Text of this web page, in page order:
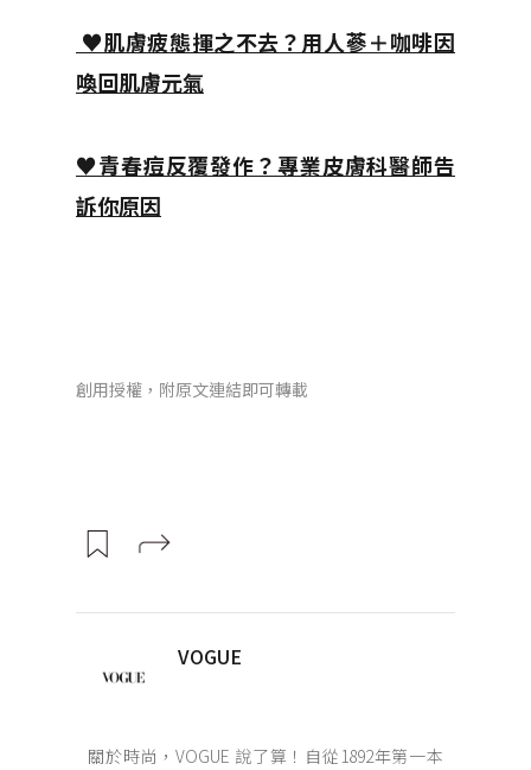
♥肌膚疲態揮之不去？用人蔘＋咖啡因
喚回肌膚元氣
♥青春痘反覆發作？專業皮膚科醫師告
訴你原因
創用授權，附原文連結即可轉載
VOGUE
關於時尚，VOGUE 說了算！自從1892年第一本